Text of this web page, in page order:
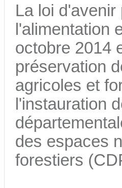
La loi
l'alimentation
octobre 2014
préservation
agricoles et
l'instauration
des espaces
forestiers